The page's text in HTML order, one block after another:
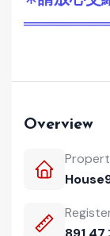
Overview